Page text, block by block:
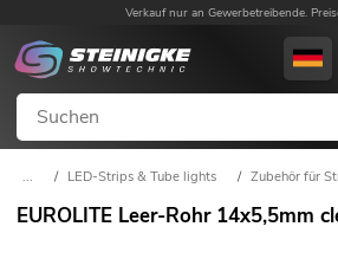
Verkauf nur an Gewerbetreibende.
... / LED-Strips & Tube lights / Zubehör für
EUROLITE Leer-Rohr 14x5,5mm